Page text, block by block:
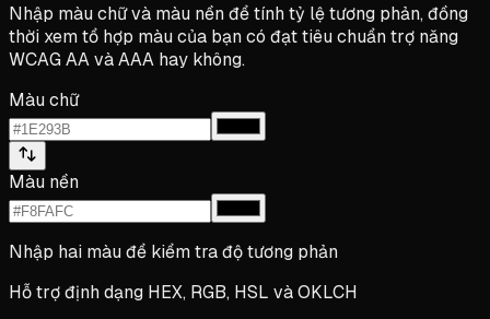
Nhập màu chữ và màu nền để tính tỷ lệ tương phản, đồng
thời xem tổ hợp màu của bạn có đạt tiêu chuẩn trợ năng
WCAG AA và AAA hay không.
Màu chữ
Màu nền
Nhập hai màu để kiểm tra độ tương phản
Hỗ trợ định dạng HEX, RGB, HSL và OKLCH